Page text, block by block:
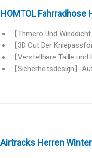
HOMTOL Fahrradhose
【Thmero Und
【3D Cut Der
【Verstellbare Taille
【Sicherheitsdesign】
Airtracks Herren